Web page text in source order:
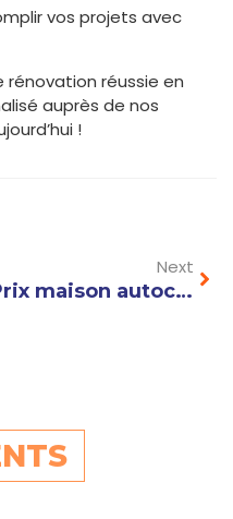
vos projets avec
rénovation réussie en
auprès de nos
!
Next
Prix maison autoconstruction 140m2 : quel budget prévoir pour votre projet ?